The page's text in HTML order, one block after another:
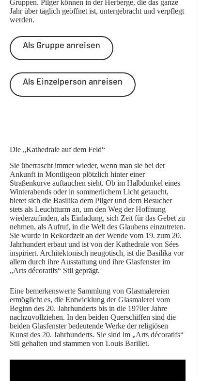
Gruppen. Pilger können in der Herberge, die das ganze
Jahr über täglich geöffnet ist, untergebracht und verpflegt
werden.
Als Gruppe anreisen
Als Einzelperson anreisen
Die „Kathedrale auf dem Feld“
Sie überrascht immer wieder, wenn man sie bei der
Ankunft in Montligeon plötzlich hinter einer
Straßenkurve auftauchen sieht. Ob im Halbdunkel eines
Winterabends oder in sommerlichem Licht getaucht,
bietet sich die Basilika dem Pilger und dem Besucher
stets als Leuchtturm an, um den Weg der Hoffnung
wiederzufinden, als Einladung, sich Zeit für das Gebet zu
nehmen, als Aufruf, in die Welt des Glaubens einzutreten.
Sie wurde in Rekordzeit an der Wende vom 19. zum 20.
Jahrhundert erbaut und ist von der Kathedrale von Sées
inspiriert. Architektonisch neugotisch, ist die Basilika vor
allem durch ihre Ausstattung und ihre Glasfenster im
„Arts décoratifs“ Stil geprägt.
Eine bemerkenswerte Sammlung von Glasmalereien
ermöglicht es, die Entwicklung der Glasmalerei vom
Beginn des 20. Jahrhunderts bis in die 1970er Jahre
nachzuvollziehen. In den beiden Querschiffen sind die
beiden Glasfenster bedeutende Werke der religiösen
Kunst des 20. Jahrhunderts. Sie sind im „Arts décoratifs“
Stil gehalten und stammen von Louis Barillet.